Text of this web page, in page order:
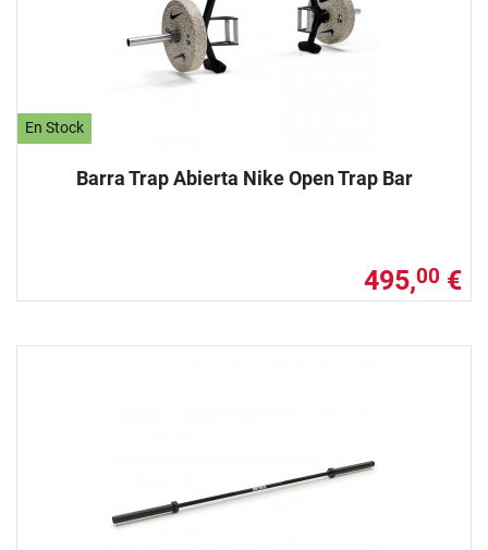
En Stock
Barra Trap Abierta Nike Open Trap Bar
495,00 €